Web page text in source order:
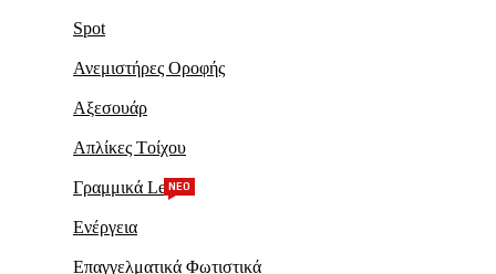
Spot
Ανεμιστήρες Οροφής
Αξεσουάρ
Απλίκες Tοίχου
Γραμμικά Led
Ενέργεια
Επαγγελματικά Φωτιστικά
ΝΕΟ